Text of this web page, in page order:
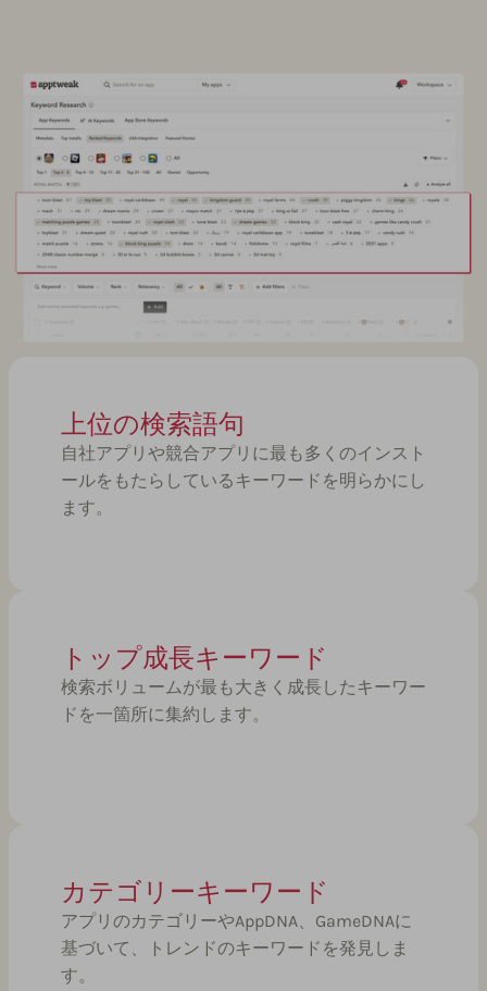
上位の検索語句
自社アプリや競合アプリに最も多くのインスト
ールをもたらしているキーワードを明らかにし
ます。
トップ成長キーワード
検索ボリュームが最も大きく成長したキーワー
ドを一箇所に集約します。
カテゴリーキーワード
アプリのカテゴリーやAppDNA、GameDNAに
基づいて、トレンドのキーワードを発見しま
す。